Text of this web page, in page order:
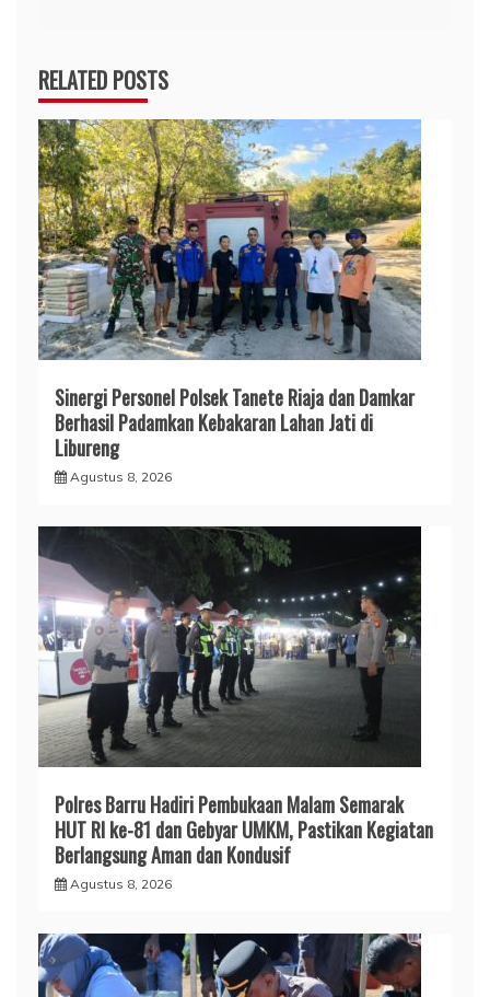
RELATED POSTS
​Sinergi Personel Polsek Tanete Riaja dan Damkar
Berhasil Padamkan Kebakaran Lahan Jati di
Libureng
Agustus 8, 2026
Polres Barru Hadiri Pembukaan Malam Semarak
HUT RI ke-81 dan Gebyar UMKM, Pastikan Kegiatan
Berlangsung Aman dan Kondusif
Agustus 8, 2026